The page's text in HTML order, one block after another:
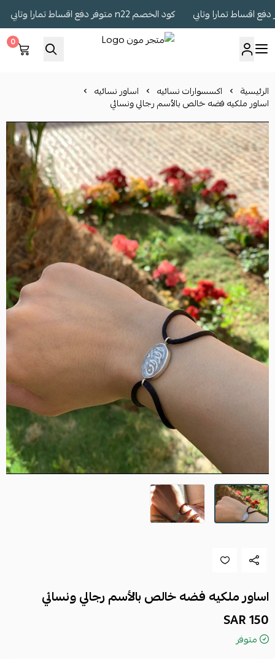
كود الخصم n22 متوفر دفع اقساط تمارا وتابي
0
الرئيسية اكسسوارات نسائيه اساور نسائيه
اساور ملكيه فضه خالص بالأسم رجالي ونسائي
اساور ملكيه فضه خالص بالأسم رجالي ونسائي
150 SAR
متوفر